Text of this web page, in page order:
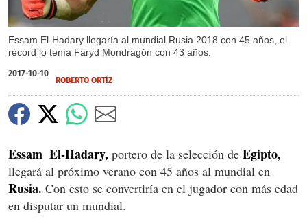
Essam El-Hadary llegaría al mundial Rusia 2018 con 45 años, el
récord lo tenía Faryd Mondragón con 43 años.
2017-10-10
ROBERTO ORTÍZ
Essam El-Hadary, portero de la selección de Egipto,
llegará al próximo verano con 45 años al mundial en
Rusia. Con esto se convertiría en el jugador con más edad
en disputar un mundial.